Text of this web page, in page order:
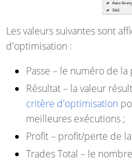
Les valeurs suivantes sont
d'optimisation :
Passe – le numéro de la
Résultat– la valeur
critère d'optimisation
meilleures exécutions ;
Profit– profit/perte de la
Trades Total – le